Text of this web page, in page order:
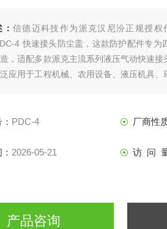
信德迈科技作为派克汉尼汾正规授权
4 快速接头防尘盖，这款防护配件专为
，适配多款派克主流系列液压气动快速
应用于工程机械、农用设备、液压机具
快速接头防尘盖PDC-4
PDC-4 厂商性
2026-05-21 访 问
产品咨询